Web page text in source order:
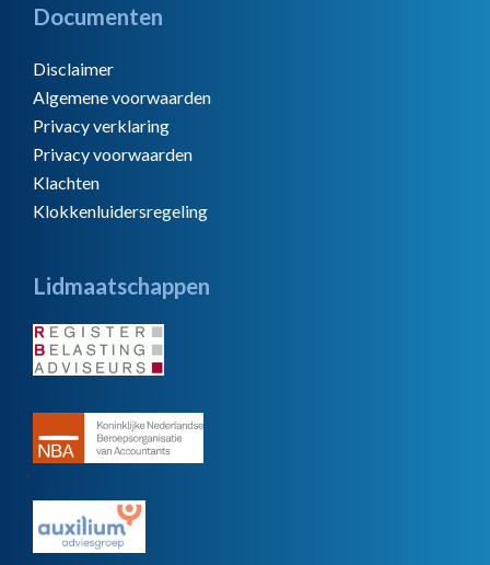
Documenten
Disclaimer
Algemene voorwaarden
Privacy verklaring
Privacy voorwaarden
Klachten
Klokkenluidersregeling
Lidmaatschappen